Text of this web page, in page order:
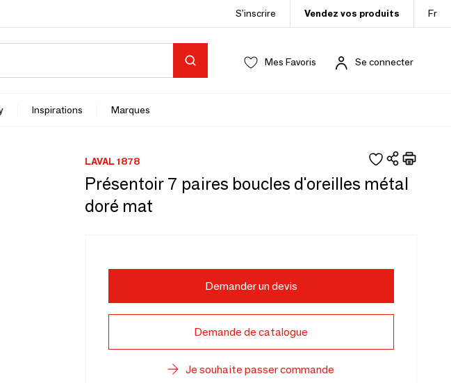
S’inscrire Vendez vos produits Fr
Mes Favoris Se connecter
Inspirations Marques
LAVAL 1878
Présentoir 7 paires boucles d'oreilles métal
doré mat
Demander un devis
Demande de catalogue
Je souhaite passer commande